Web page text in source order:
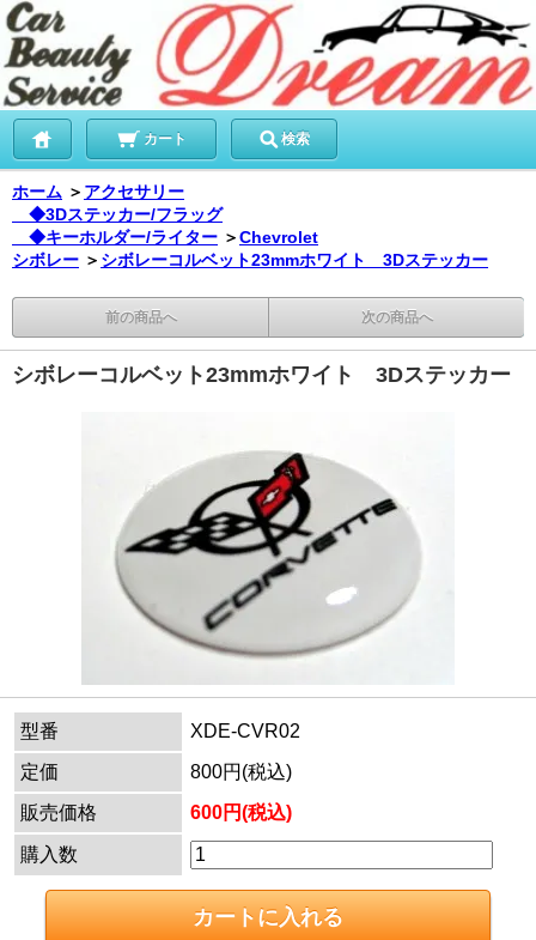
カート 検索
ホーム ＞ アクセサリー
◆3Dステッカー/フラッグ
◆キーホルダー/ライター ＞Chevrolet
シボレー ＞ シボレーコルベット23mmホワイト 3Dステッカー
前の商品へ 次の商品へ
シボレーコルベット23mmホワイト 3Dステッカー
型番
XDE-CVR02
定価
800円(税込)
販売価格
600円(税込)
購入数